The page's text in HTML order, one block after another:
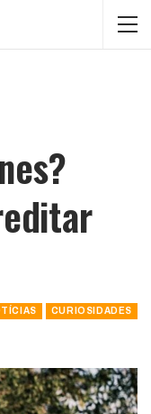
CURIOSIDADES